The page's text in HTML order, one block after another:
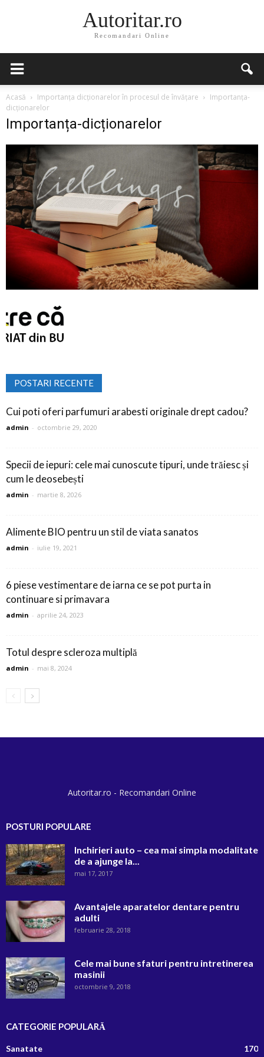
Autoritar.ro
Recomandari Online
Acasă Importanța dicționarelor în procesul de învățare
Importanța-
dicționarelor
Importanța-dicționarelor
POSTARI RECENTE
Cui poti oferi parfumuri arabesti originale drept cadou?
admin - octombrie 29, 2020
Specii de iepuri: cele mai cunoscute tipuri, unde trăiesc și
cum le deosebești
admin - martie 8, 2026
Alimente BIO pentru un stil de viata sanatos
admin - iulie 19, 2021
6 piese vestimentare de iarna ce se pot purta in
continuare si primavara
admin - aprilie 24, 2023
Totul despre scleroza multiplă
admin - mai 8, 2024
Autoritar.ro - Recomandari Online
POSTURI POPULARE
Inchirieri auto – cea mai simpla modalitate
de a ajunge la...
mai 17, 2017
Avantajele aparatelor dentare pentru
adulti
februarie 28, 2018
Cele mai bune sfaturi pentru intretinerea
masinii
octombrie 9, 2018
CATEGORIE POPULARĂ
Sanatate 170